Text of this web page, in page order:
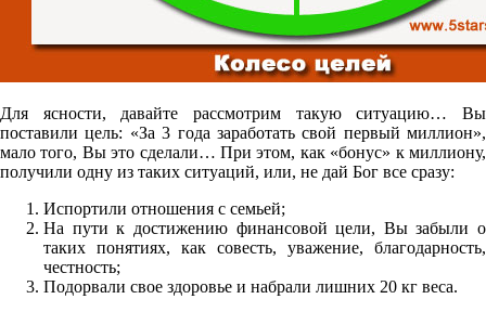
Для ясности, давайте рассмотрим такую ситуацию… Вы
поставили цель: «За 3 года заработать свой первый миллион»,
мало того, Вы это сделали… При этом, как «бонус» к миллиону,
получили одну из таких ситуаций, или, не дай Бог все сразу:
Испортили отношения с семьей;
На пути к достижению финансовой цели, Вы забыли о
таких понятиях, как совесть, уважение, благодарность,
честность;
Подорвали свое здоровье и набрали лишних 20 кг веса.